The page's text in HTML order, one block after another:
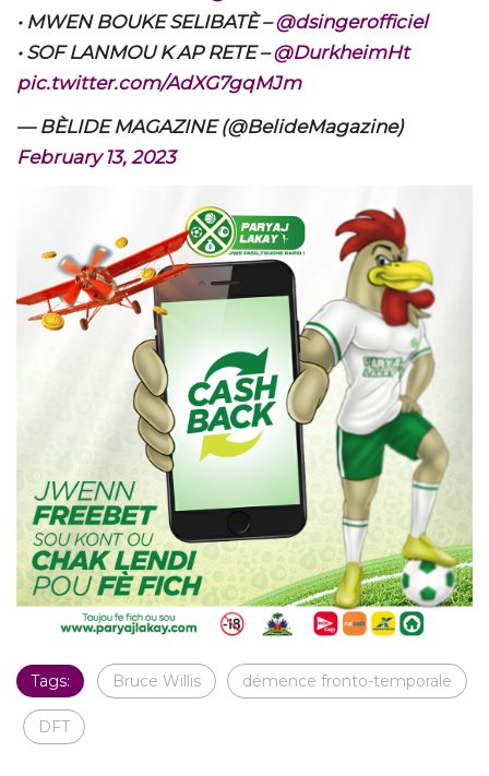
• MWEN BOUKE SELIBATÈ –@dsingerofficiel
• SOF LANMOU K AP RETE –@DurkheimHt
pic.twitter.com/AdXG7gqMJm
— BÈLIDE MAGAZINE (@BelideMagazine)
February 13, 2023
Tags: Bruce Willis démence fronto-temporale
DFT